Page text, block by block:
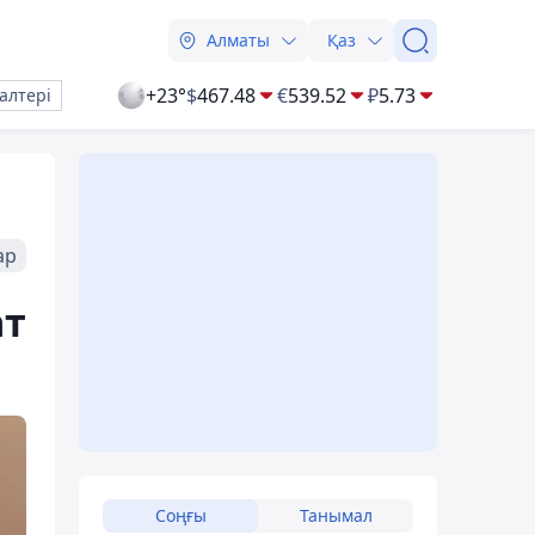
Алматы Қаз
+23°$467.48 €539.52 ₽5.73
Соңғы Танымал